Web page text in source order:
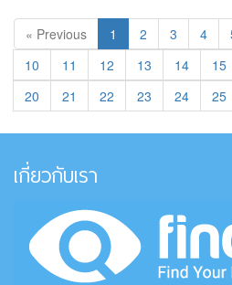
« Previous 1 2 3 4
10
11 12 13 14 15
20
21 22 23 24 25
เกี่ยวกับเรา